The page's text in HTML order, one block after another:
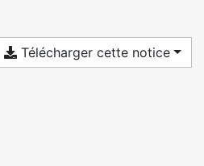
Télécharger cette notice